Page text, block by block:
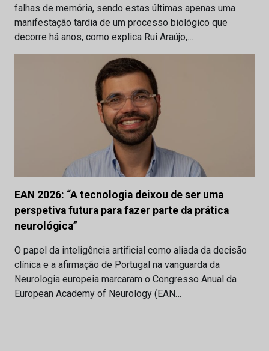
falhas de memória, sendo estas últimas apenas uma
manifestação tardia de um processo biológico que
decorre há anos, como explica Rui Araújo,…
EAN 2026: “A tecnologia deixou de ser uma
perspetiva futura para fazer parte da prática
neurológica”
O papel da inteligência artificial como aliada da decisão
clínica e a afirmação de Portugal na vanguarda da
Neurologia europeia marcaram o Congresso Anual da
European Academy of Neurology (EAN…